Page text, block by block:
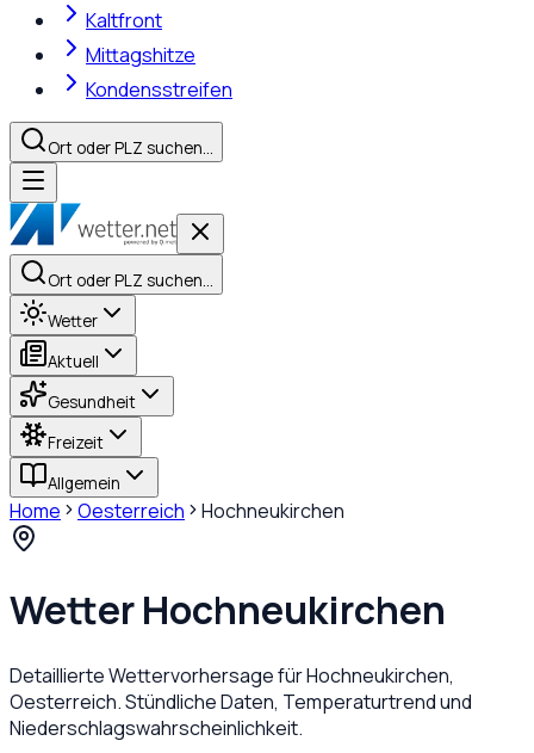
Kaltfront
Mittagshitze
Kondensstreifen
Ort oder PLZ suchen…
Ort oder PLZ suchen…
Wetter
Aktuell
Gesundheit
Freizeit
Allgemein
Home Oesterreich Hochneukirchen
WetterHochneukirchen
Detaillierte Wettervorhersage fürHochneukirchen,
Oesterreich. Stündliche Daten, Temperaturtrend und
Niederschlagswahrscheinlichkeit.